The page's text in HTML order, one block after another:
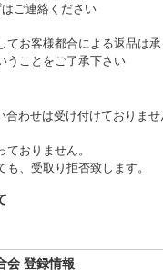
ご連絡ください
お客様都合による返品は
うことをご了承下さい
わせは受け付けておりませ
おりません。
、受取り拒否致します。
会 登録情報